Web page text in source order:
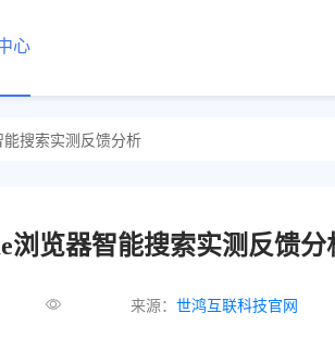
心
能搜索实测反馈分析
浏览器智能搜索实测反馈分
来源： 世鸿互联科技官网